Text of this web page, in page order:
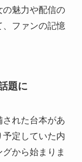
の魅力や配信の
ファンの記憶
題に
れた台本があ
定していた内
から始まりま